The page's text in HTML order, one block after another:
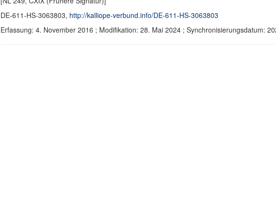
DE-611-HS-3063803, http://kalliope-verbund.info/DE-611-HS-3063803
Erfassung: 4. November 2016 ; Modifikation: 28. Mai 2024 ; Synchronisierungsdatum: